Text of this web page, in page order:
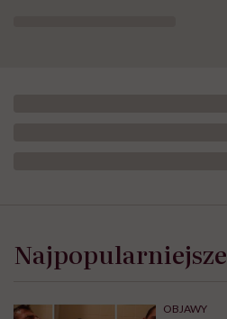
Najpopularniejsze
OBJAWY